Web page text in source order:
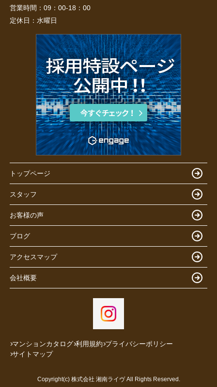
営業時間： 09：00-18：00
定休日： 水曜日
トップページ
スタッフ
お客様の声
ブログ
アクセスマップ
会社概要
マンションカタログ 利用規約 プライバシーポリシー
サイトマップ
Copyright(c) 株式会社 湘南ライヴ All Rights Reserved.